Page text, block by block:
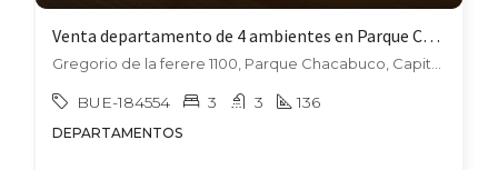
Venta departamento de 4 ambientes en Parque Chacabuco
BUE-184554 3 3 136
DEPARTAMENTOS